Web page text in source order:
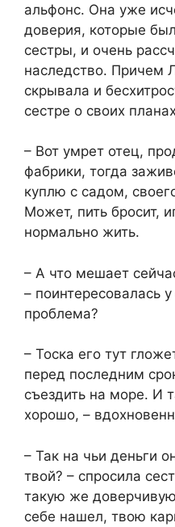
альфонс. Она уже
доверия, которые
сестры, и очень
наследство. Причем
скрывала и
сестре о своих
– Вот умрет отец,
фабрики, тогда
куплю с садом,
Может, пить бросит,
нормально жить.
– А что мешает
– поинтересовалась
проблема?
– Тоска его тут
перед последним
съездить на море. И
хорошо, –
– Так на чьи деньги
твой? – спросила
такую же
себе нашел, твою